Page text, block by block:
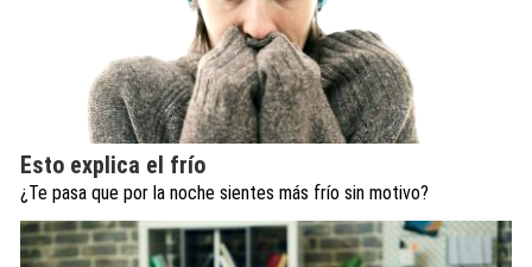
Esto explica el frío
¿Te pasa que por la noche sientes más frío sin motivo?